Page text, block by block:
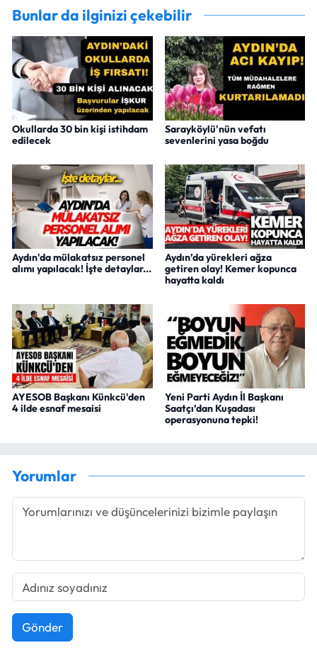
Bunlar da ilginizi çekebilir
Okullarda 30 bin kişi istihdam
edilecek
Sarayköylü'nün vefatı
sevenlerini yasa boğdu
Aydın'da mülakatsız personel
alımı yapılacak! İşte detaylar...
Aydın’da yürekleri ağza
getiren olay! Kemer kopunca
hayatta kaldı
AYESOB Başkanı Künkcü'den
4 ilde esnaf mesaisi
Yeni Parti Aydın İl Başkanı
Saatçı’dan Kuşadası
operasyonuna tepki!
Yorumlar
Gönder